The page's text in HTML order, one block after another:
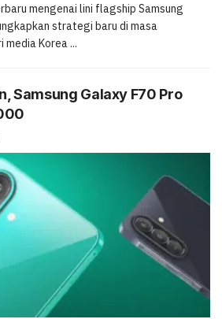
mengenai lini flagship Samsung
strategi baru di masa
Korea ...
Samsung Galaxy F70 Pro